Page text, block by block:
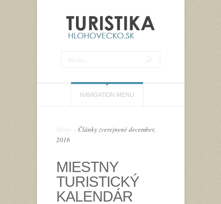
NAVIGATION MENU
Home
Články zverejnené december,
2016
MIESTNY
TURISTICKÝ
KALENDÁR